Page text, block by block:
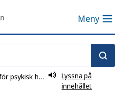
Meny
Projektbidrag för psykisk hälsa och suicid 2027
Lyssna på
innehållet